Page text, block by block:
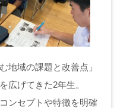
地域の課題と改善点」
広げてきた2年生。
ンセプトや特徴を明確